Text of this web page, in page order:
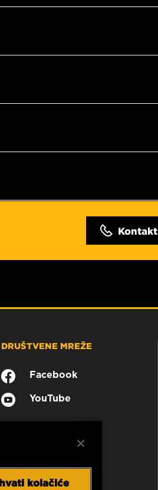
Kontakt
DRUŠTVENE MREŽE
Facebook
YouTube
kolačiće